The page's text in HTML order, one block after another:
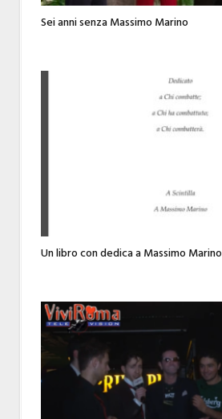
Sei anni senza Massimo Marino
Un libro con dedica a Massimo Marino